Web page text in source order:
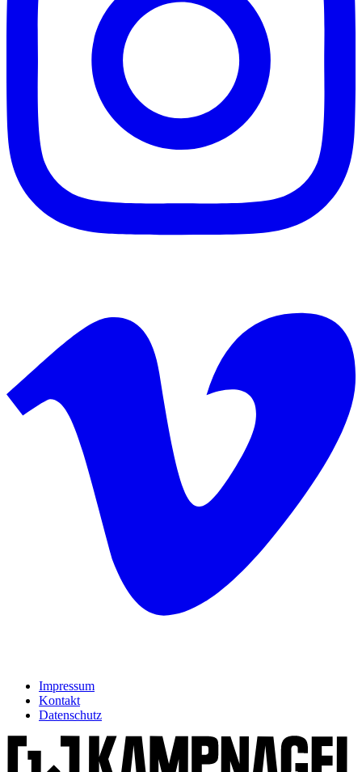
Impressum
Kontakt
Datenschutz